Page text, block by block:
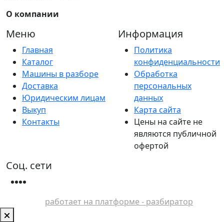
О компании
Меню
Главная
Каталог
Машины в разборе
Доставка
Юридическим лицам
Выкуп
Контакты
Информация
Политика
конфиденциальности
Обработка
персональных
данных
Карта сайта
Цены на сайте не
являются публичной
офертой
Соц. сети
работает на платформе - разбиратор